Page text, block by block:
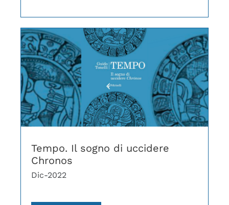
Tempo. Il sogno di uccidere
Chronos
Dic-2022